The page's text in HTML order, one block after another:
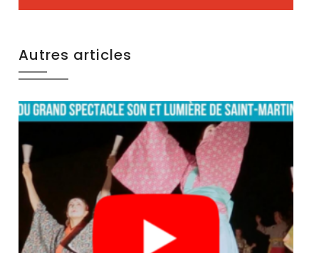
Autres articles